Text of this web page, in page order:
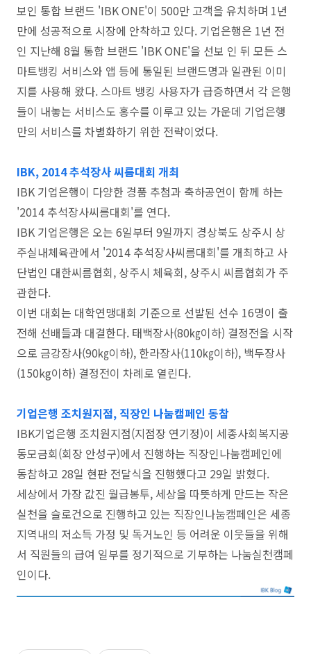
보인 통합 브랜드 'IBK ONE'이 500만 고객을 유치하며 1년
만에 성공적으로 시장에 안착하고 있다. 기업은행은 1년 전
인 지난해 8월 통합 브랜드 'IBK ONE'을 선보 인 뒤 모든 스
마트뱅킹 서비스와 앱 등에 통일된 브랜드명과 일관된 이미
지를 사용해 왔다. 스마트 뱅킹 사용자가 급증하면서 각 은행
들이 내놓는 서비스도 홍수를 이루고 있는 가운데 기업은행
만의 서비스를 차별화하기 위한 전략이었다.
IBK, 2014 추석장사 씨름대회 개최
IBK 기업은행이 다양한 경품 추첨과 축하공연이 함께 하는
'2014 추석장사씨름대회'를 연다.
IBK 기업은행은 오는 6일부터 9일까지 경상북도 상주시 상
주실내체육관에서 '2014 추석장사씨름대회'를 개최하고 사
단법인 대한씨름협회, 상주시 체육회, 상주시 씨름협회가 주
관한다.
이번 대회는 대학연맹대회 기준으로 선발된 선수 16명이 출
전해 선배들과 대결한다. 태백장사(80㎏이하) 결정전을 시작
으로 금강장사(90㎏이하), 한라장사(110㎏이하), 백두장사
(150kg이하) 결정전이 차례로 열린다.
기업은행 조치원지점, 직장인 나눔캠페인 동참
IBK기업은행 조치원지점(지점장 연기정)이 세종사회복지공
동모금회(회장 안성구)에서 진행하는 직장인나눔캠페인에
동참하고 28일 현판 전달식을 진행했다고 29일 밝혔다.
세상에서 가장 값진 월급봉투, 세상을 따뜻하게 만드는 작은
실천을 슬로건으로 진행하고 있는 직장인나눔캠페인은 세종
지역내의 저소득 가정 및 독거노인 등 어려운 이웃들을 위해
서 직원들의 급여 일부를 정기적으로 기부하는 나눔실천캠페
인이다.